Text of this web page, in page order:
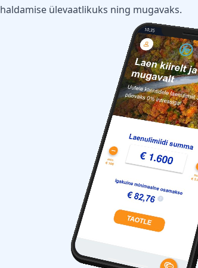
haldamise ülevaatlikuks ning mugavaks.
Speaker
10.35